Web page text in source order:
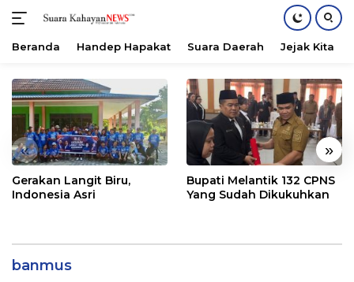
konten
Beranda Handep Hapakat Suara Daerah Jejak Kita
« »
Gerakan Langit Biru,
Indonesia Asri
Bupati Melantik 132 CPNS
Yang Sudah Dikukuhkan
banmus